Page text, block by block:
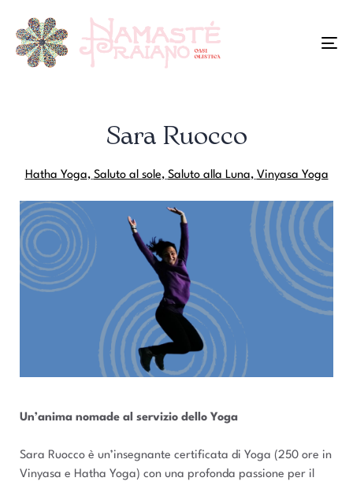
Sara Ruocco
Hatha Yoga, Saluto al sole, Saluto alla Luna, Vinyasa Yoga
Un’anima nomade al servizio dello Yoga
Sara Ruocco è un’insegnante certificata di Yoga (250 ore in
Vinyasa e Hatha Yoga) con una profonda passione per il